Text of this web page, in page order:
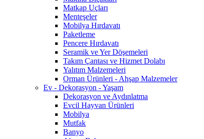
Matkap Uçları
Menteşeler
Mobilya Hırdavatı
Paketleme
Pencere Hırdavatı
Seramik ve Yer Döşemeleri
Takım Çantası ve Hizmet Dolabı
Yalıtım Malzemeleri
Orman Ürünleri - Ahşap Malzemeler
Ev - Dekorasyon - Yaşam
Dekorasyon ve Aydınlatma
Evcil Hayvan Ürünleri
Mobilya
Mutfak
Banyo